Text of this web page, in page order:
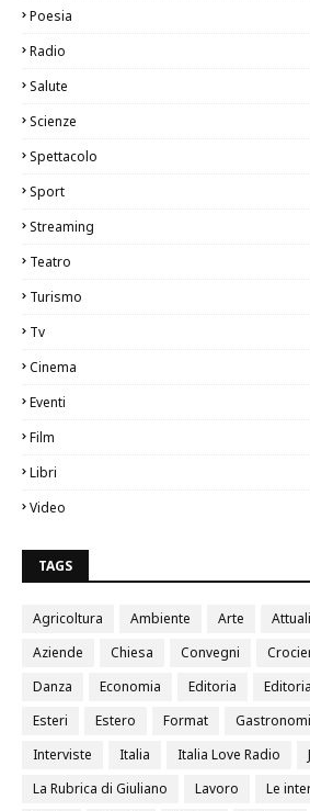
Poesia
Radio
Salute
Scienze
Spettacolo
Sport
Streaming
Teatro
Turismo
Tv
Cinema
Eventi
Film
Libri
Video
TAGS
Agricoltura Ambiente Arte
Aziende
Chiesa Convegni
Danza
Economia Editoria
Esteri
Estero Format
Interviste
Italia Italia Love Radio
La Rubrica di Giuliano
Lavoro
Le